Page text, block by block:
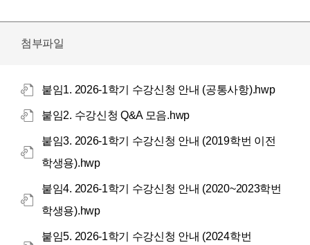
첨부파일
붙임1. 2026-1학기 수강신청 안내 (공통사항).hwp
붙임2. 수강신청 Q&A 모음.hwp
붙임3. 2026-1학기 수강신청 안내 (2019학번 이전
학생용).hwp
붙임4. 2026-1학기 수강신청 안내 (2020~2023학번
학생용).hwp
붙임5. 2026-1학기 수강신청 안내 (2024학번